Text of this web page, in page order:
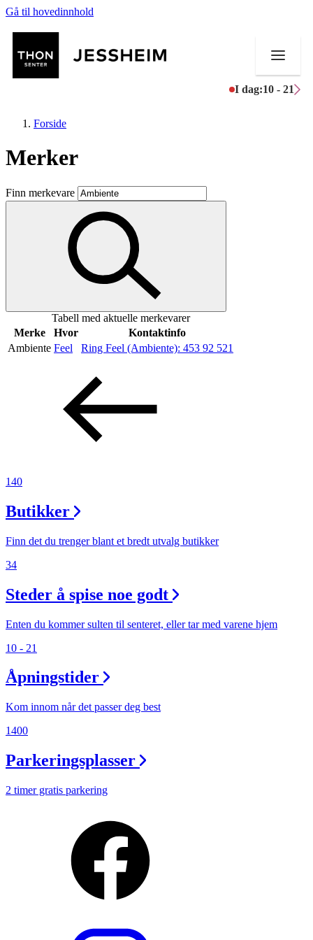
Gå til hovedinnhold
I dag:10 - 21
Butikker
Mat og drikke
Aktiviteter
Inspirasjon
Gavekort
Forside
Merker
Finn merkevare
Tabell med aktuelle merkevarer
Merke
Hvor
Kontaktinfo
Ambiente Feel Ring Feel (Ambiente): 453 92 521
140
Butikker
Finn det du trenger blant et bredt utvalg butikker
34
Steder å spise noe godt
Enten du kommer sulten til senteret, eller tar med varene hjem
10 - 21
Åpningstider
Kom innom når det passer deg best
1400
Parkeringsplasser
2 timer gratis parkering